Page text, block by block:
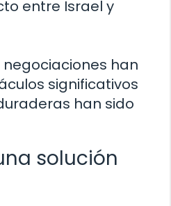
entre Israel y
han
significativos
han sido
solución